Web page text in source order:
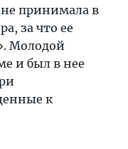
принимала в
за что ее
Молодой
и был в нее
к